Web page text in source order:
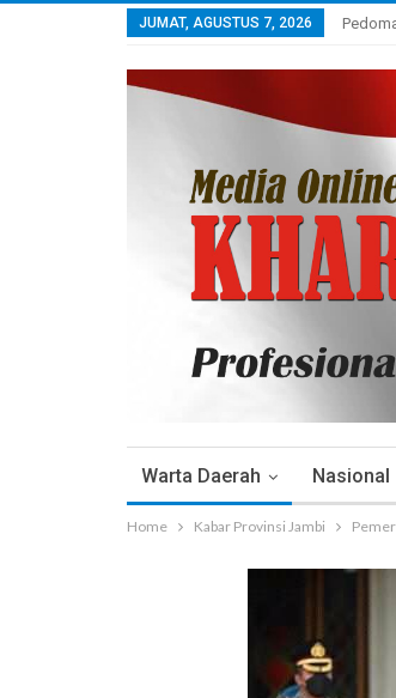
JUMAT, AGUSTUS 7, 2026
Warta Daerah Nasional
Home Kabar Provinsi Jambi